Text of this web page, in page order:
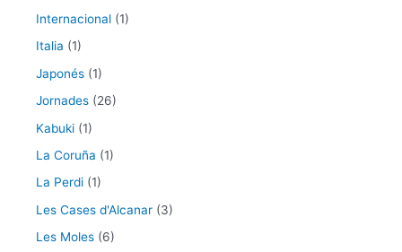
Internacional (1)
Italia (1)
Japonés (1)
Jornades (26)
Kabuki (1)
La Coruña (1)
La Perdi (1)
Les Cases d'Alcanar (3)
Les Moles (6)